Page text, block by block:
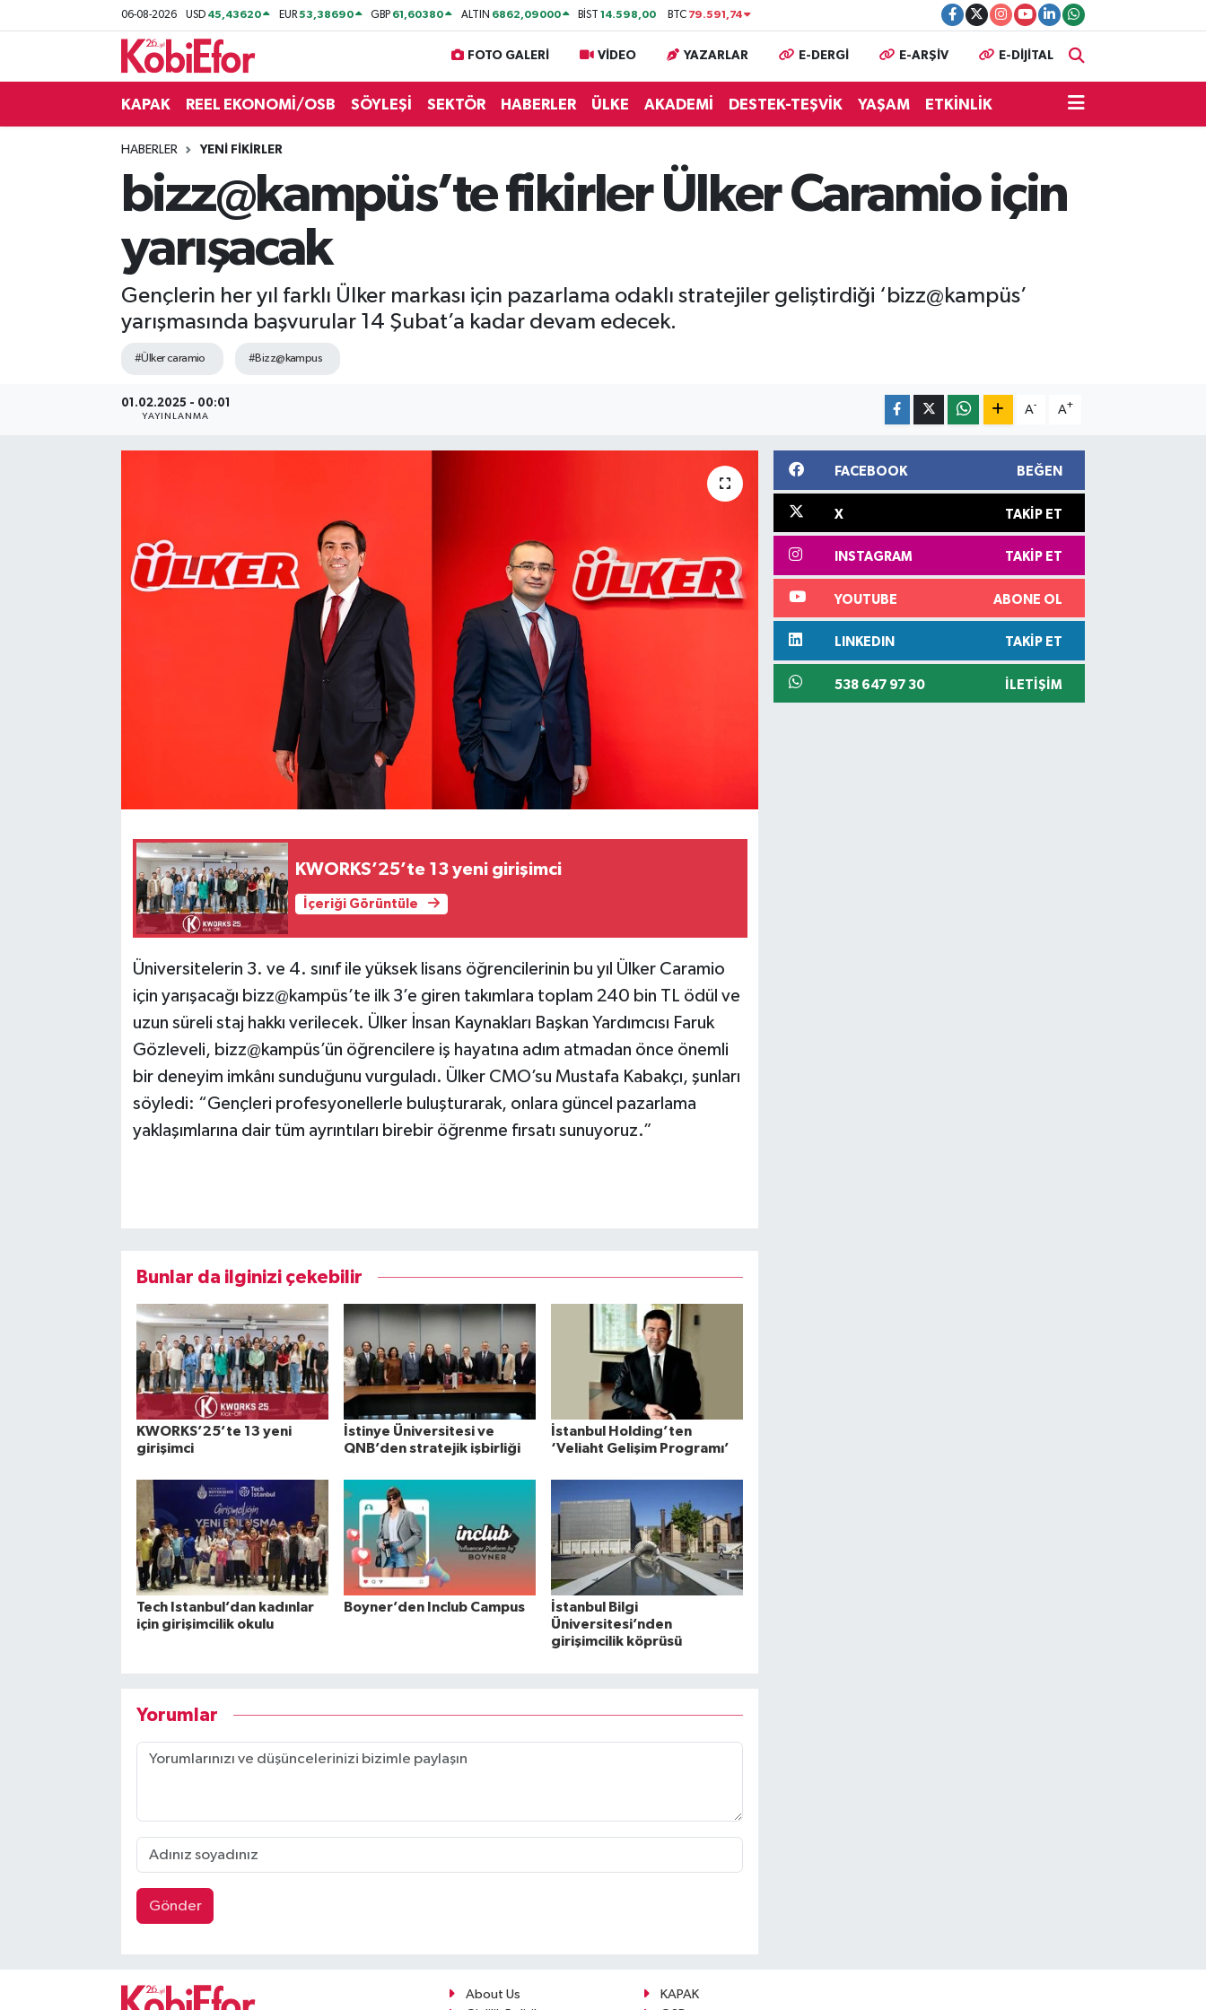
06-08-2026 USD 45,43620 EUR53,38690 GBP 61,60380 ALTIN 6862,09000 BİST14.598,00 BTC 79.591,74
FOTO GALERİ VİDEO YAZARLAR E-DERGİ E-ARŞİV E-DİJİTAL
KAPAK REEL EKONOMİ/OSB SÖYLEŞİ SEKTÖR HABERLER ÜLKE AKADEMİ DESTEK-TEŞVİK YAŞAM ETKİNLİK
HABERLER YENİ FİKİRLER
bizz@kampüs’te fikirler Ülker Caramio için
yarışacak
Gençlerin her yıl farklı Ülker markası için pazarlama odaklı stratejiler geliştirdiği ‘bizz@kampüs’
yarışmasında başvurular 14 Şubat’a kadar devam edecek.
#Ülker caramio #Bizz@kampus
01.02.2025 - 00:01
YAYINLANMA
A- A+
KWORKS’25’te 13 yeni girişimci
İçeriği Görüntüle
Üniversitelerin 3. ve 4. sınıf ile yüksek lisans öğrencilerinin bu yıl Ülker Caramio
için yarışacağı bizz@kampüs’te ilk 3’e giren takımlara toplam 240 bin TL ödül ve
uzun süreli staj hakkı verilecek. Ülker İnsan Kaynakları Başkan Yardımcısı Faruk
Gözleveli, bizz@kampüs’ün öğrencilere iş hayatına adım atmadan önce önemli
bir deneyim imkânı sunduğunu vurguladı. Ülker CMO’su Mustafa Kabakçı, şunları
söyledi: “Gençleri profesyonellerle buluşturarak, onlara güncel pazarlama
yaklaşımlarına dair tüm ayrıntıları birebir öğrenme fırsatı sunuyoruz.”
Bunlar da ilginizi çekebilir
KWORKS’25’te 13 yeni
girişimci
İstinye Üniversitesi ve
QNB’den stratejik işbirliği
İstanbul Holding’ten
‘Veliaht Gelişim Programı’
Tech Istanbul’dan kadınlar
için girişimcilik okulu
Boyner’den Inclub Campus
İstanbul Bilgi
Üniversitesi’nden
girişimcilik köprüsü
Yorumlar
Gönder
FACEBOOK BEĞEN
X TAKIP ET
INSTAGRAM TAKIP ET
YOUTUBE ABONE OL
LINKEDIN TAKIP ET
538 647 97 30 İLETIŞIM
About Us
KAPAK
BİLİŞİM PANO
HABERLER